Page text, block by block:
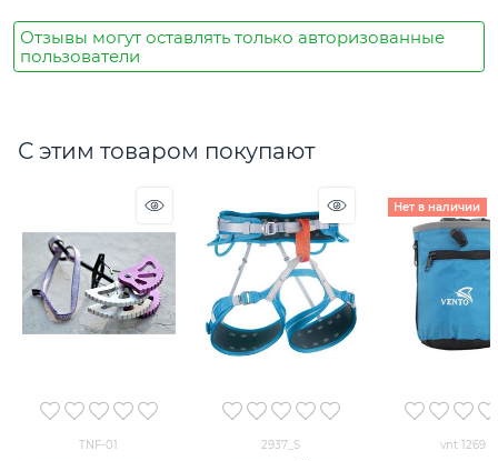
Отзывы могут оставлять только авторизованные
пользователи
С этим товаром покупают
TNF-01 2937_S
Нет в наличии
vnt 1269